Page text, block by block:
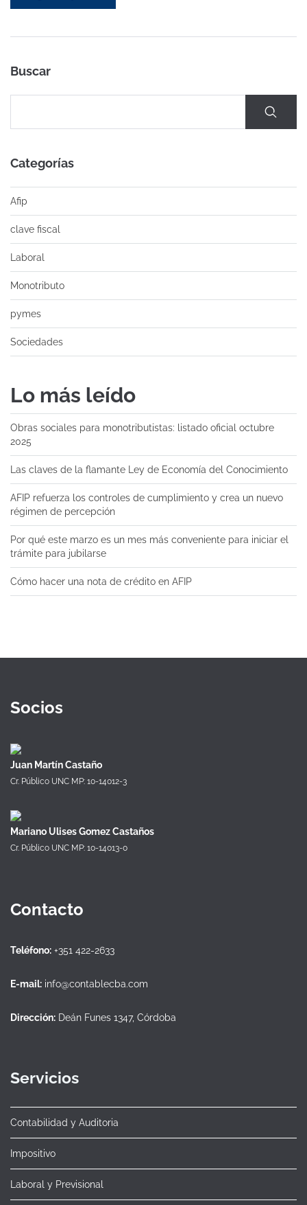
Buscar
Categorías
Afip
clave fiscal
Laboral
Monotributo
pymes
Sociedades
Lo más leído
Obras sociales para monotributistas: listado oficial octubre
2025
Las claves de la flamante Ley de Economía del Conocimiento
AFIP refuerza los controles de cumplimiento y crea un nuevo
régimen de percepción
Por qué este marzo es un mes más conveniente para iniciar el
trámite para jubilarse
Cómo hacer una nota de crédito en AFIP
Socios
Juan Martín Castaño
Cr. Público UNC MP: 10-14012-3
Mariano Ulises Gomez Castaños
Cr. Público UNC MP: 10-14013-0
Contacto
Teléfono: +351 422-2633
E-mail: info@contablecba.com
Dirección: Deán Funes 1347, Córdoba
Servicios
Contabilidad y Auditoria
Impositivo
Laboral y Previsional